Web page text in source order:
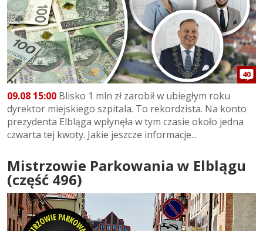
40
09.08 15:00 Blisko 1 mln zł zarobił w ubiegłym roku
dyrektor miejskiego szpitala. To rekordzista. Na konto
prezydenta Elbląga wpłynęła w tym czasie około jedna
czwarta tej kwoty. Jakie jeszcze informacje...
Mistrzowie Parkowania w Elblągu
(część 496)